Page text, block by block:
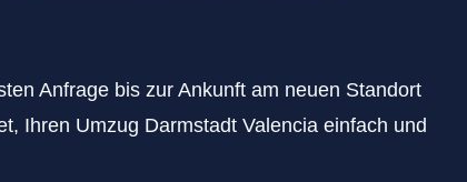
Anfrage bis zur Ankunft am neuen Standort
Ihren Umzug Darmstadt Valencia einfach und